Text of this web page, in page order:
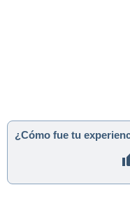
¿Cómo fue tu